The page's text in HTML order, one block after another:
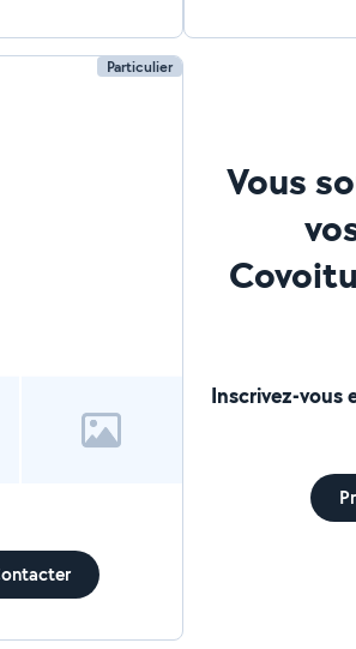
Particulier
Vous
Inscrivez-vous